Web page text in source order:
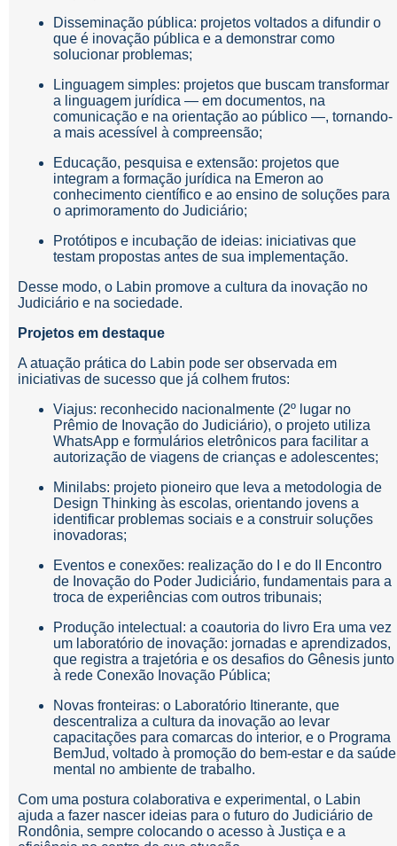
Disseminação pública: projetos voltados a difundir o
que é inovação pública e a demonstrar como
solucionar problemas;
Linguagem simples: projetos que buscam transformar
a linguagem jurídica — em documentos, na
comunicação e na orientação ao público —, tornando-
a mais acessível à compreensão;
Educação, pesquisa e extensão: projetos que
integram a formação jurídica na Emeron ao
conhecimento científico e ao ensino de soluções para
o aprimoramento do Judiciário;
Protótipos e incubação de ideias: iniciativas que
testam propostas antes de sua implementação.
Desse modo, o Labin promove a cultura da inovação no
Judiciário e na sociedade.
Projetos em destaque
A atuação prática do Labin pode ser observada em
iniciativas de sucesso que já colhem frutos:
Viajus: reconhecido nacionalmente (2º lugar no
Prêmio de Inovação do Judiciário), o projeto utiliza
WhatsApp e formulários eletrônicos para facilitar a
autorização de viagens de crianças e adolescentes;
Minilabs: projeto pioneiro que leva a metodologia de
Design Thinking às escolas, orientando jovens a
identificar problemas sociais e a construir soluções
inovadoras;
Eventos e conexões: realização do I e do II Encontro
de Inovação do Poder Judiciário, fundamentais para a
troca de experiências com outros tribunais;
Produção intelectual: a coautoria do livro Era uma vez
um laboratório de inovação: jornadas e aprendizados,
que registra a trajetória e os desafios do Gênesis junto
à rede Conexão Inovação Pública;
Novas fronteiras: o Laboratório Itinerante, que
descentraliza a cultura da inovação ao levar
capacitações para comarcas do interior, e o Programa
BemJud, voltado à promoção do bem-estar e da saúde
mental no ambiente de trabalho.
Com uma postura colaborativa e experimental, o Labin
ajuda a fazer nascer ideias para o futuro do Judiciário de
Rondônia, sempre colocando o acesso à Justiça e a